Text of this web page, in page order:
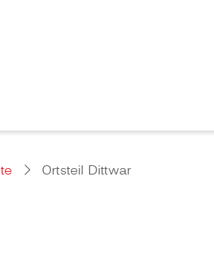
Ortsteil Dittwar